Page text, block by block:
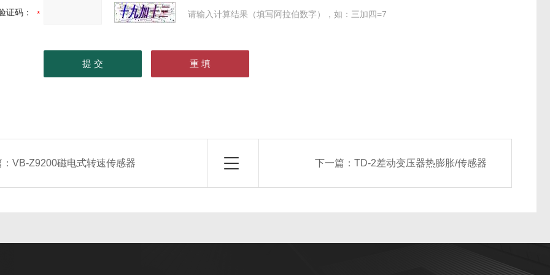
证码： 请输入计算结果（填写阿拉伯数字），如：三加四=7
：VB-Z9200磁电式转速传感器 下一篇： TD-2差动变压器热膨胀/传感器